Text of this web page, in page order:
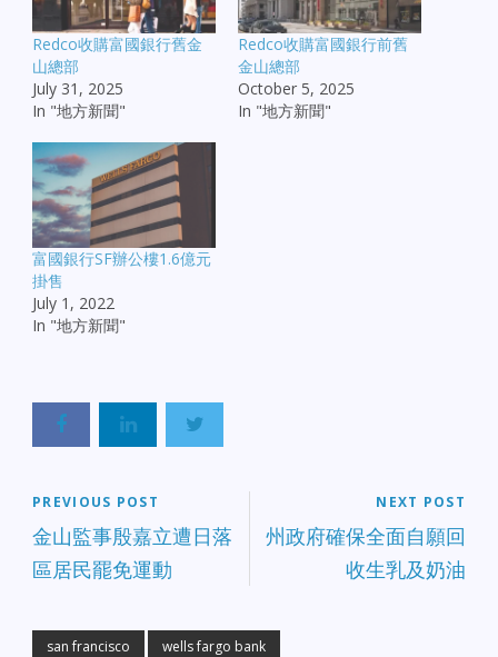
Redco收購富國銀行舊金
山總部
July 31, 2025
In "地方新聞"
Redco收購富國銀行前舊
金山總部
October 5, 2025
In "地方新聞"
富國銀行SF辦公樓1.6億元
掛售
July 1, 2022
In "地方新聞"
PREVIOUS POST
金山監事殷嘉立遭日落
區居民罷免運動
NEXT POST
州政府確保全面自願回
收生乳及奶油
san francisco
wells fargo bank